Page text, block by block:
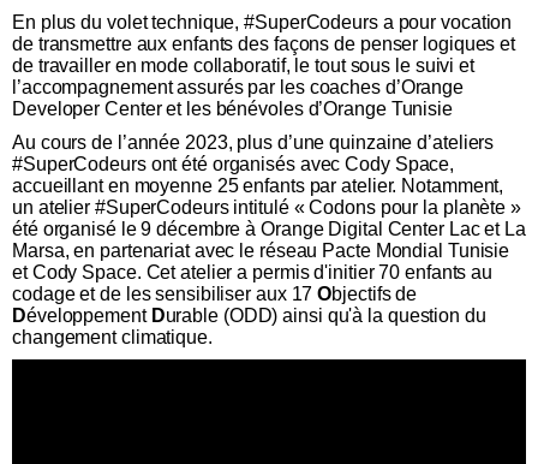
En plus du volet technique, #SuperCodeurs a pour vocation
de transmettre aux enfants des façons de penser logiques et
de travailler en mode collaboratif, le tout sous le suivi et
l’accompagnement assurés par les coaches d’Orange
Developer Center et les bénévoles d’Orange Tunisie
Au cours de l’année 2023, plus d’une quinzaine d’ateliers
#SuperCodeurs ont été organisés avec Cody Space,
accueillant en moyenne 25 enfants par atelier. Notamment,
un atelier #SuperCodeurs intitulé « Codons pour la planète »
été organisé le 9 décembre à Orange Digital Center Lac et La
Marsa, en partenariat avec le réseau Pacte Mondial Tunisie
et Cody Space. Cet atelier a permis d'initier 70 enfants au
codage et de les sensibiliser aux 17Objectifs de
Développement Durable (ODD) ainsi qu'à la question du
changement climatique.